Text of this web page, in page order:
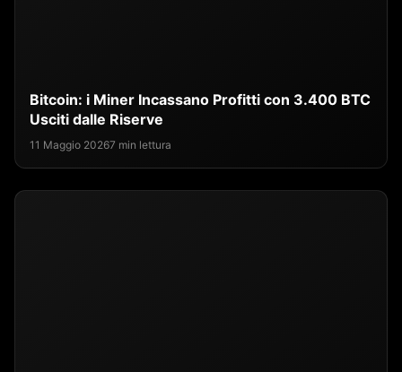
Bitcoin: i Miner Incassano Profitti con 3.400 BTC
Usciti dalle Riserve
11 Maggio 20267 min lettura